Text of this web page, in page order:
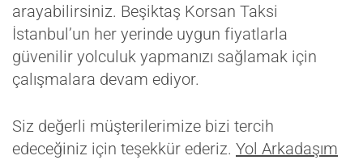
arayabilirsiniz. Beşiktaş Korsan Taksi
İstanbul’un her yerinde uygun fiyatlarla
güvenilir yolculuk yapmanızı sağlamak için
çalışmalara devam ediyor.
Siz değerli müşterilerimize bizi tercih
edeceğiniz için teşekkür ederiz. Yol Arkadaşım